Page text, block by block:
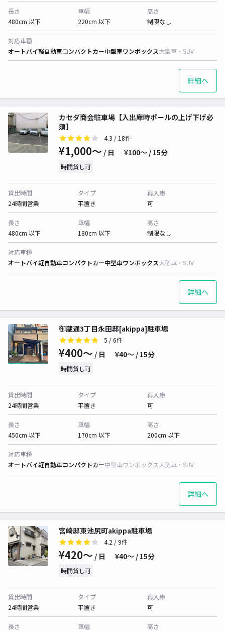
長さ
480cm 以下
車幅
220cm 以下
高さ
制限なし
対応車種
オートバイ軽自動車コンパクトカー中型車ワンボックス大型車・SUV
詳細へ
カセダ商会駐車場【入出庫時ポールの上げ下げ必
須】
4.3 / 18件
¥1,000〜 / 日 ¥100〜 / 15分
時間貸し可
貸出時間
24時間営業
タイプ
平置き
再入庫
可
長さ
480cm 以下
車幅
180cm 以下
高さ
制限なし
対応車種
オートバイ軽自動車コンパクトカー中型車ワンボックス大型車・SUV
詳細へ
御蔵通3丁目永田邸[akippa]駐車場
5 / 6件
¥400〜 / 日 ¥40〜 / 15分
時間貸し可
貸出時間
24時間営業
タイプ
平置き
再入庫
可
長さ
450cm 以下
車幅
170cm 以下
高さ
200cm 以下
対応車種
オートバイ軽自動車コンパクトカー中型車ワンボックス大型車・SUV
詳細へ
宮崎邸東池尻町akippa駐車場
4.2 / 9件
¥420〜 / 日 ¥40〜 / 15分
時間貸し可
貸出時間
24時間営業
タイプ
平置き
再入庫
可
長さ
車幅
高さ